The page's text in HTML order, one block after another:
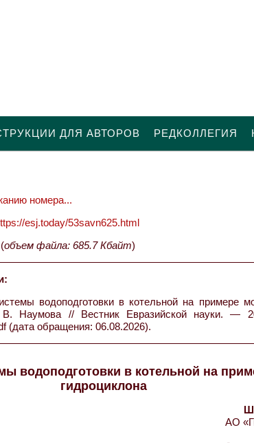
ДЛЯ АВТОРОВ РЕДКОЛЛЕГИЯ
номера...
esj.today/53savn625.html
(объем файла: 685.7 Кбайт)
водоподготовки в котельной на примере
Наумова // Вестник Евразийской
(дата обращения: 06.08.2026).
водоподготовки в котельной на
гидроциклона
АО